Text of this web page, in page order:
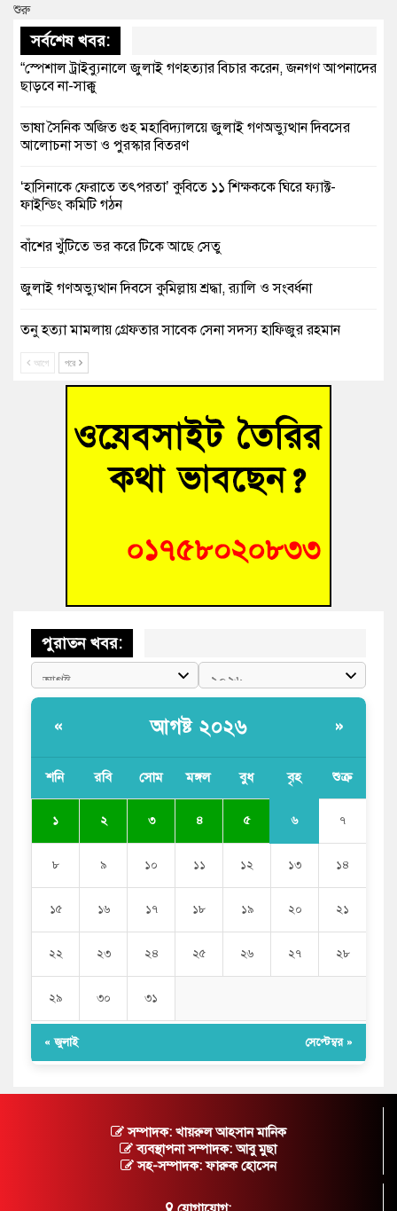
শুরু
সর্বশেষ খবর:
“স্পেশাল ট্রাইব্যুনালে জুলাই গণহত্যার বিচার করেন, জনগণ আপনাদের
ছাড়বে না-সাক্কু
ভাষা সৈনিক অজিত গুহ মহাবিদ্যালয়ে জুলাই গণঅভ্যুত্থান দিবসের
আলোচনা সভা ও পুরস্কার বিতরণ
‘হাসিনাকে ফেরাতে তৎপরতা’ কুবিতে ১১ শিক্ষককে ঘিরে ফ্যাক্ট-
ফাইন্ডিং কমিটি গঠন
বাঁশের খুঁটিতে ভর করে টিকে আছে সেতু
জুলাই গণঅভ্যুত্থান দিবসে কুমিল্লায় শ্রদ্ধা, র‍্যালি ও সংবর্ধনা
তনু হত্যা মামলায় গ্রেফতার সাবেক সেনা সদস্য হাফিজুর রহমান
আহত শিক্ষার্থীদের দেখতে গিয়ে মেডিকেলের ক্যান্টিনে অবরুদ্ধ জবি
হোমনায় বিধবা নারীর জমি দখল ও জীবননাশের হুমকির অভিযোগ
বুড়িচংয়ে অতিথি পাখির আবাসস্থল সংরক্ষণে প্রশাসনের উদ্যোগ; ৯
বুড়িচংয়ে জুলাই গণঅভ্যুত্থান দিবস উদযাপন উপলক্ষে প্রস্তুতিমূলক
আগে পরে
পুরাতন খবর:
« আগষ্ট ২০২৬ »
শনি রবি সোম মঙ্গল বুধ বৃহ শুক্র
১ ২ ৩ ৪ ৫ ৬ ৭
৮ ৯ ১০ ১১ ১২ ১৩ ১৪
১৫ ১৬ ১৭ ১৮ ১৯ ২০ ২১
২২ ২৩ ২৪ ২৫ ২৬ ২৭ ২৮
২৯ ৩০ ৩১
« জুলাই সেপ্টেম্বর »
সম্পাদক: খায়রুল আহসান মানিক
ব্যবস্থাপনা সম্পাদক: আবু মুছা
সহ-সম্পাদক: ফারুক হোসেন